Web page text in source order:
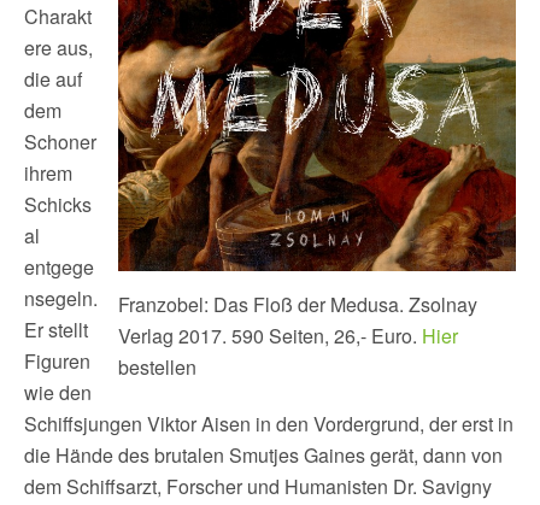
Franzobel: Das Floß der Medusa. Zsolnay
Verlag 2017. 590 Seiten, 26,- Euro. Hier
bestellen
Charakt
ere aus,
die auf
dem
Schoner
ihrem
Schicks
al
entgege
nsegeln.
Er stellt
Figuren
wie den
Schiffsjungen Viktor Aisen in den Vordergrund, der erst in
die Hände des brutalen Smutjes Gaines gerät, dann von
dem Schiffsarzt, Forscher und Humanisten Dr. Savigny